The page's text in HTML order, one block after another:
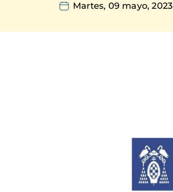
Martes, 09 mayo, 2023